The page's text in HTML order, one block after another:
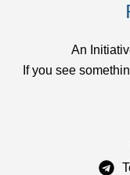
An
If you see